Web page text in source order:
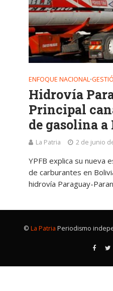
ENFOQUE NACIONAL•
Hidrovía
Principal
de gasolina
La Patria 2 de junio
YPFB explica su nueva
de carburantes en
hidrovía Paraguay-
© La Patria Periodismo